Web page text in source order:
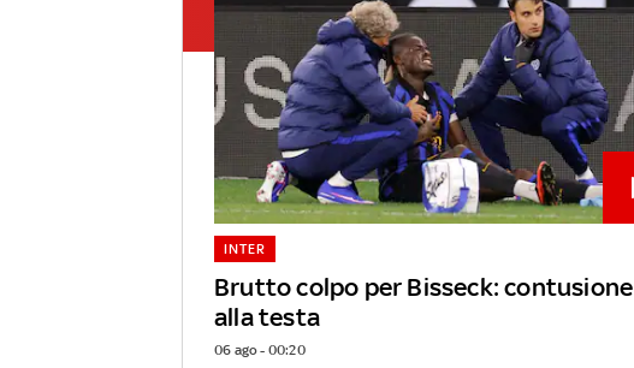
Brutto colpo per Bisseck: contusione
alla testa
INTER
06 ago - 00:20